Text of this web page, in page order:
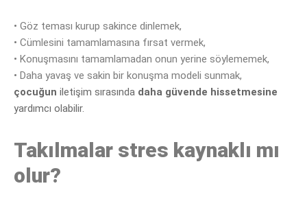
• Göz teması kurup sakince dinlemek,
• Cümlesini tamamlamasına fırsat vermek,
• Konuşmasını tamamlamadan onun yerine söylememek,
• Daha yavaş ve sakin bir konuşma modeli sunmak,
çocuğun iletişim sırasında daha güvende hissetmesine
yardımcı olabilir.
Takılmalar stres kaynaklı mı
olur?